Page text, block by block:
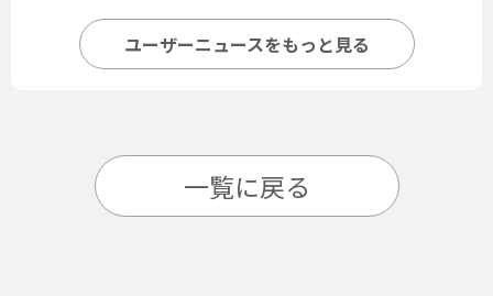
ユーザーニュースをもっと見る
一覧に戻る